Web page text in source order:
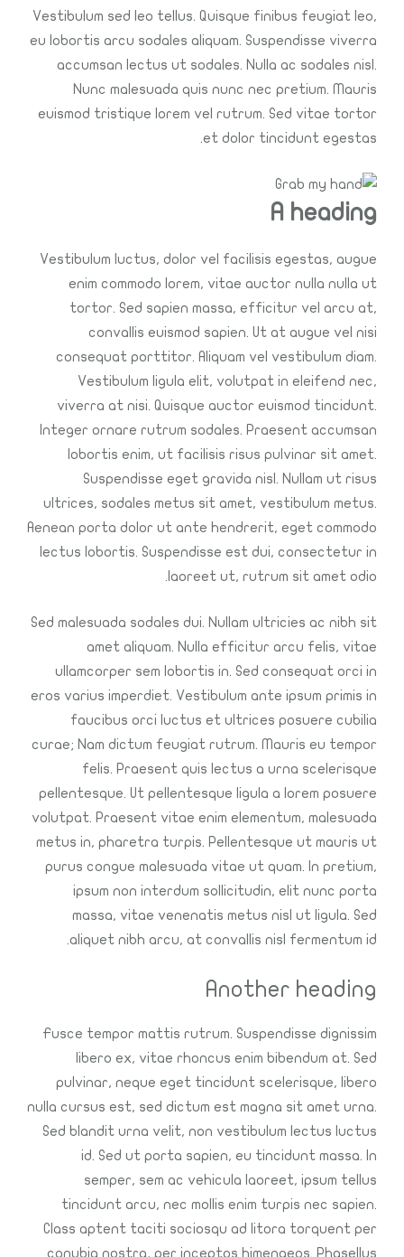
Vestibulum sed leo tellus. Quisque finibus feugiat leo,
eu lobortis arcu sodales aliquam. Suspendisse viverra
accumsan lectus ut sodales. Nulla ac sodales nisl.
Nunc malesuada quis nunc nec pretium. Mauris
euismod tristique lorem vel rutrum. Sed vitae tortor
et dolor tincidunt egestas.
A heading
Vestibulum luctus, dolor vel facilisis egestas, augue
enim commodo lorem, vitae auctor nulla nulla ut
tortor. Sed sapien massa, efficitur vel arcu at,
convallis euismod sapien. Ut at augue vel nisi
consequat porttitor. Aliquam vel vestibulum diam.
Vestibulum ligula elit, volutpat in eleifend nec,
viverra at nisi. Quisque auctor euismod tincidunt.
Integer ornare rutrum sodales. Praesent accumsan
lobortis enim, ut facilisis risus pulvinar sit amet.
Suspendisse eget gravida nisl. Nullam ut risus
ultrices, sodales metus sit amet, vestibulum metus.
Aenean porta dolor ut ante hendrerit, eget commodo
lectus lobortis. Suspendisse est dui, consectetur in
laoreet ut, rutrum sit amet odio.
Sed malesuada sodales dui. Nullam ultricies ac nibh sit
amet aliquam. Nulla efficitur arcu felis, vitae
ullamcorper sem lobortis in. Sed consequat orci in
eros varius imperdiet. Vestibulum ante ipsum primis in
faucibus orci luctus et ultrices posuere cubilia
curae; Nam dictum feugiat rutrum. Mauris eu tempor
felis. Praesent quis lectus a urna scelerisque
pellentesque. Ut pellentesque ligula a lorem posuere
volutpat. Praesent vitae enim elementum, malesuada
metus in, pharetra turpis. Pellentesque ut mauris ut
purus congue malesuada vitae ut quam. In pretium,
ipsum non interdum sollicitudin, elit nunc porta
massa, vitae venenatis metus nisl ut ligula. Sed
aliquet nibh arcu, at convallis nisl fermentum id.
Another heading
Fusce tempor mattis rutrum. Suspendisse dignissim
libero ex, vitae rhoncus enim bibendum at. Sed
pulvinar, neque eget tincidunt scelerisque, libero
nulla cursus est, sed dictum est magna sit amet urna.
Sed blandit urna velit, non vestibulum lectus luctus
id. Sed ut porta sapien, eu tincidunt massa. In
semper, sem ac vehicula laoreet, ipsum tellus
tincidunt arcu, nec mollis enim turpis nec sapien.
Class aptent taciti sociosqu ad litora torquent per
conubia nostra, per inceptos himenaeos. Phasellus